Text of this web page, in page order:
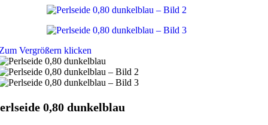
Vergrößern klicken
0,80 dunkelblau